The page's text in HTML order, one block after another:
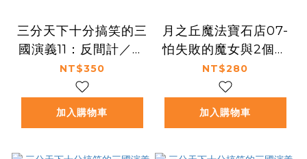
三分天下十分搞笑的三
國演義11：反間計／截
江救阿斗／孫權戰曹操
──爆笑中學英雄智慧
NT$350
加入購物車
月之丘魔法寶石店07-
怕失敗的魔女與2個護
身符
NT$280
加入購物車